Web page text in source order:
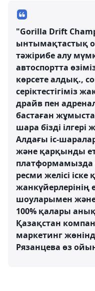
"Gorilla Drift
ынтымақтастық
тәжірибе алу
автоспортта
көрсете алдық.,
серіктестігіміз
драйв пен
бастаған
шара бізді
Алдағы іс-
және қарқынды
ресми желісі
жанкүйерлерінің
шоуларымен
100% қалары
Қазақстан
маркетинг
Рязанцева өз